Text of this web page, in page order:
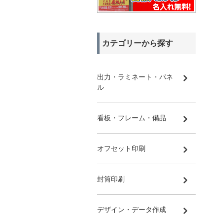
カテゴリーから探す
出力・ラミネート・パネ
ル
看板・フレーム・備品
オフセット印刷
封筒印刷
デザイン・データ作成